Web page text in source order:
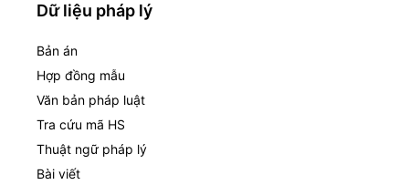
Dữ liệu pháp lý
Bản án
Hợp đồng mẫu
Văn bản pháp luật
Tra cứu mã HS
Thuật ngữ pháp lý
Bài viết